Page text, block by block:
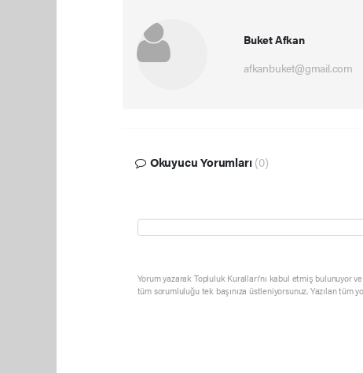
Buket Afkan
afkanbuket@gmail.com
Okuyucu Yorumları (0)
Yorum yazarak Topluluk Kuralları’nı kabul etmiş bulunuyor
tüm sorumluluğu tek başınıza üstleniyorsunuz. Yazılan